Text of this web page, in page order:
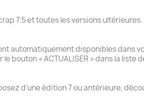
7.5 et toutes les versions ultérieures.
automatiquement disponibles dans
bouton « ACTUALISER » dans la liste
d'une édition 7 ou antérieure,